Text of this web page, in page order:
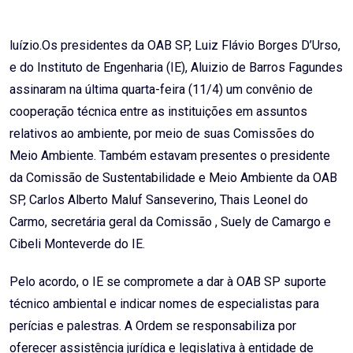
luízio.Os presidentes da OAB SP, Luiz Flávio Borges D’Urso,
e do Instituto de Engenharia (IE), Aluizio de Barros Fagundes
assinaram na última quarta-feira (11/4) um convênio de
cooperação técnica entre as instituições em assuntos
relativos ao ambiente, por meio de suas Comissões do
Meio Ambiente. Também estavam presentes o presidente
da Comissão de Sustentabilidade e Meio Ambiente da OAB
SP, Carlos Alberto Maluf Sanseverino, Thais Leonel do
Carmo, secretária geral da Comissão , Suely de Camargo e
Cibeli Monteverde do IE.
Pelo acordo, o IE se compromete a dar à OAB SP suporte
técnico ambiental e indicar nomes de especialistas para
perícias e palestras. A Ordem se responsabiliza por
oferecer assistência jurídica e legislativa à entidade de